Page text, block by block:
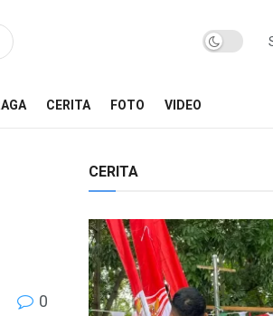
CERITA FOTO VIDEO
0
CERITA